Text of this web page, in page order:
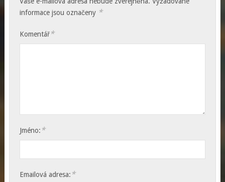
informace jsou označeny *
Komentář*
Jméno: *
Emailová adresa: *